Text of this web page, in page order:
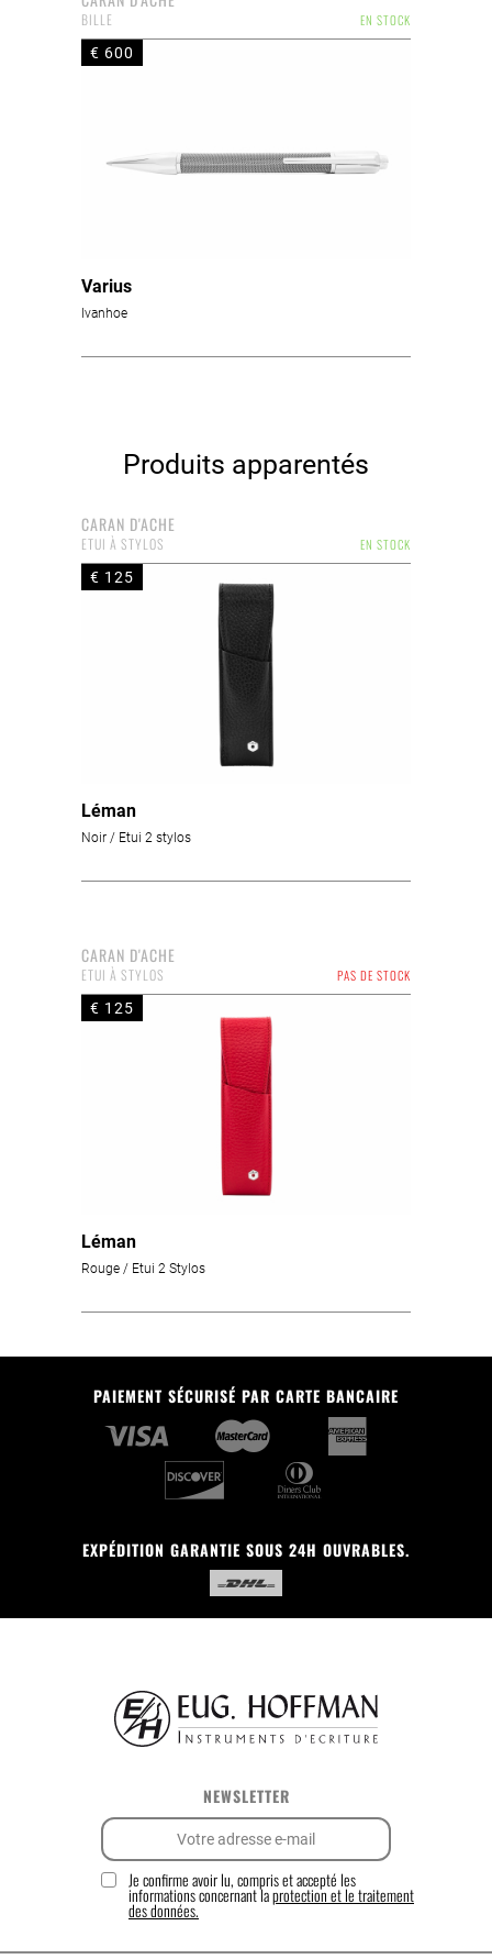
EN STOCK
BILLE
€ 600
Varius
Ivanhoe
Produits apparentés
CARAN D'ACHE
EN STOCK
ETUI À STYLOS
€ 125
Léman
Noir / Etui 2 stylos
CARAN D'ACHE
PAS DE STOCK
ETUI À STYLOS
€ 125
Léman
Rouge / Etui 2 Stylos
PAIEMENT SÉCURISÉ PAR CARTE BANCAIRE
EXPÉDITION GARANTIE SOUS 24H OUVRABLES.
NEWSLETTER
Je confirme avoir lu, compris et accepté les
informations concernant laprotection et le traitement
des données.